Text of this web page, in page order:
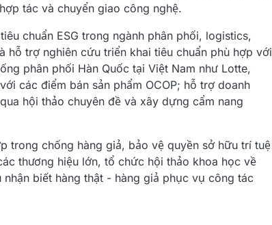
tác và chuyển giao công nghệ.
chuẩn ESG trong ngành phân phối, logistics,
hỗ trợ nghiên cứu triển khai tiêu chuẩn phù hợp với
phân phối Hàn Quốc tại Việt Nam như Lotte,
các điểm bán sản phẩm OCOP; hỗ trợ doanh
hội thảo chuyên đề và xây dựng cẩm nang
trong chống hàng giả, bảo vệ quyền sở hữu trí tuệ
thương hiệu lớn, tổ chức hội thảo khoa học về
biết hàng thật - hàng giả phục vụ công tác